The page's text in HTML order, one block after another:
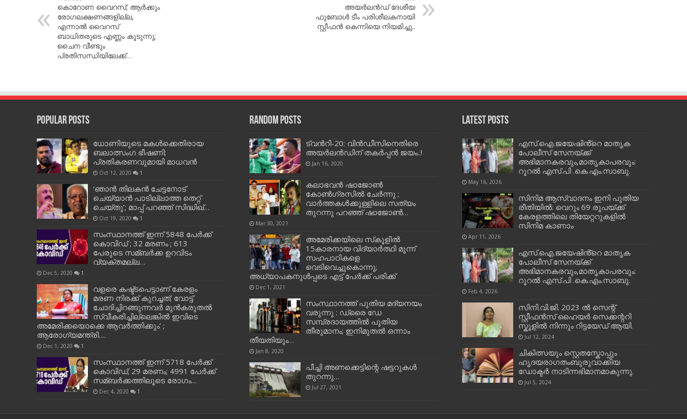
കൊറോണ വൈറസ്; ആര്‍ക്കും
രോഗലക്ഷണങ്ങളില്ല,
എന്നാല്‍ വൈറസ്
ബാധിതരുടെ എണ്ണം കൂടുന്നു;
ചൈന വീണ്ടും
പ്രതിസന്ധിയിലേക്ക്…
അയര്‍ലന്‍ഡ് ദേശീയ
ഫുബോള്‍ ടീം പരിശീലകനായി
സ്റ്റീഫന്‍ കെന്നിയെ നിയമിച്ചു..
Popular Posts
ധോണിയുടെ മകള്‍ക്കെതിരായ
ബലാത്സംഗ ഭീഷണി;
പ്രതികരണവുമായി മാധവന്‍
Oct 12, 2020 1
‘ഞാന്‍ തിലകന്‍ ചേട്ടനോട്
ചെയ്യാന്‍ പാടില്ലാത്ത തെറ്റ്
ചെയ്തു’; മാപ്പ് പറഞ്ഞ് സിദ്ധിഖ്…
Oct 19, 2020 1
സംസ്ഥാനത്ത് ഇന്ന് 5848 പേര്‍ക്ക്
കൊവി‌ഡ് ; 32 മരണം ; 613
പേരുടെ സമ്ബര്‍ക്ക ഉറവിടം
വ്യക്തമല്ല…
Dec 5, 2020 1
വളരെ കഷ്ട്ടപെട്ടാണ് കേരളം
മരണ നിരക്ക് കുറച്ചത്; വോട്ട്
ചോദിച്ചിറങ്ങുന്നവർ മുൻകരുതൽ
സ്വീകരിച്ചില്ലെങ്കിൽ ഇവിടെ
അമേരിക്കയൊക്കെ ആവർത്തിക്കും’ ;
ആരോഗ്യമന്ത്രി….
Dec 1, 2020 1
സംസ്ഥാനത്ത് ഇന്ന് 5718 പേര്‍ക്ക്
കൊവിഡ്; 29 മരണം; 4991 പേര്‍ക്ക്
സമ്ബര്‍ക്കത്തിലൂടെ രോഗം…
Dec 4, 2020 1
Random Posts
ട്വന്‍റി-20: വിന്‍ഡീസിനെതിരെ
അയര്‍ലന്‍ഡിന് തകര്‍പ്പന്‍ ജയം..!
Jan 16, 2020
കലാഭവന്‍ ഷാജോണ്‍
കോണ്‍ഗ്രസില്‍ ചേര്‍ന്നു ;
വാർത്തകൾക്കുള്ളിലെ സത്യം
തുറന്നു പറഞ്ഞ് ഷാജോൺ…
Mar 30, 2021
അമേരിക്കയിലെ സ്‌കൂളില്‍
15കാരനായ വിദ്യാര്‍ത്ഥി മൂന്ന്
സഹപാഠികളെ
വെടിവെച്ചുകൊന്നു;
അധ്യാപകനുള്‍പ്പടെ എട്ട് പേര്‍ക്ക് പരിക്ക്
Dec 1, 2021
സംസ്ഥാനത്ത് പുതിയ മദ്യനയം
വരുന്നു : ഡ്രൈ ഡേ
സമ്പ്രദായത്തില്‍ പുതിയ
തീരുമാനം; ഇനിമുതല്‍ ഒന്നാം
തീയതിയും…
Jan 8, 2020
പീച്ചി അണക്കെട്ടിന്റെ ഷട്ടറുകള്‍
തുറന്നു…
Jul 27, 2021
Latest Posts
എസ്.ഐ.ജയേഷിൻ്റെ മാതൃക
പോലീസ് സേനയ്ക്ക്
അഭിമാനകരവും,മാതൃകാപരവും:
റൂറൽ എസ്.പി .കെ.എം.സാബു.
May 16, 2026
സിനിമ ആസ്വാദനം ഇനി പുതിയ
രീതിയിൽ: വെറും 69 രൂപയ്ക്ക്
കേരളത്തിലെ തിയേറ്ററുകളിൽ
സിനിമ കാണാം
Apr 11, 2026
എസ്.ഐ.ജയേഷിൻ്റെ മാതൃക
പോലീസ് സേനയ്ക്ക്
അഭിമാനകരവും,മാതൃകാപരവും:
റൂറൽ എസ്.പി .കെ.എം.സാബു.
Feb 4, 2026
സിനി.വി.ജി. 2023 ൽ സെന്റ്
സ്റ്റീഫൻസ് ഹൈയർ സെക്കന്ററി
സ്കൂളിൽ നിന്നും റിട്ടയേഡ് ആയി.
Jul 12, 2024
ചികിത്സയും സ്റ്റെതസ്കോപ്പും
ഹൃദയരാഗതംബുരുവാക്കിയ
ഡോക്ടർ നാടിന്നഭിമാനമാകുന്നു.
Jul 5, 2024